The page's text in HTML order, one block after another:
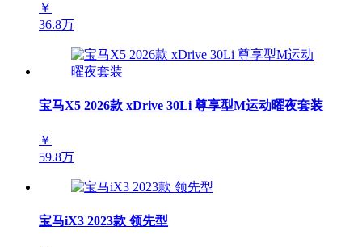
￥
36.8万
宝马X5 2026款 xDrive 30Li 尊享型M运动曜夜套装
￥
59.8万
宝马iX3 2023款 领先型